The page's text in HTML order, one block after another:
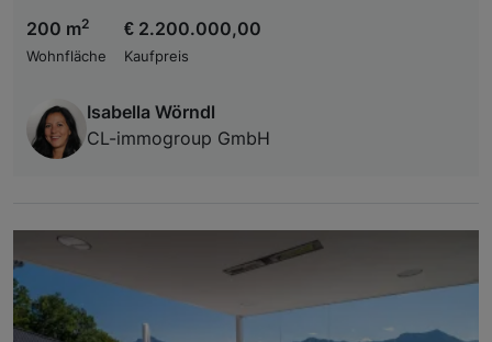
200 m2
Wohnfläche
€ 2.200.000,00
Kaufpreis
Isabella Wörndl
CL-immogroup GmbH